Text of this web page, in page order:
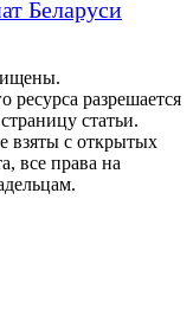
Беларуси
разрешается
статьи.
взяты с открытых
все права на